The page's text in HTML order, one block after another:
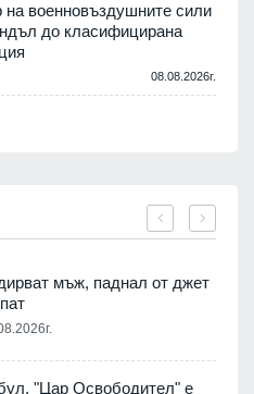
на военновъздушните сили
до класифицирана
08.08.2026г.
мъж, паднал от джет
"Цар Освободител" е